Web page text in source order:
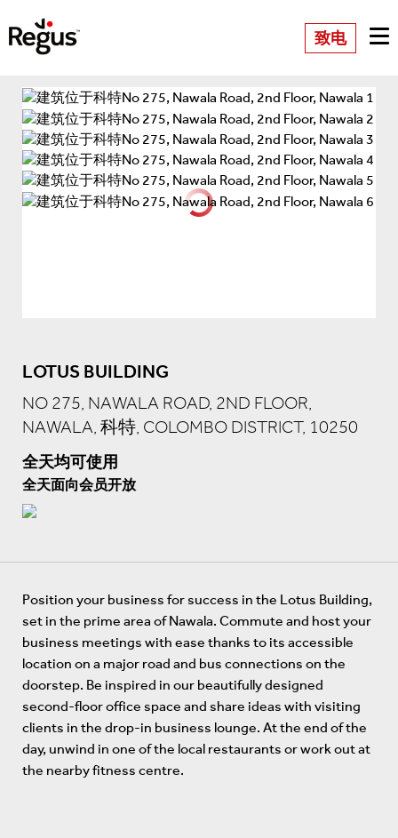
致电
LOTUS BUILDING
NO 275, NAWALA ROAD, 2ND FLOOR,
NAWALA, 科特, COLOMBO DISTRICT, 10250
全天均可使用
全天面向会员开放
Position your business for success in the Lotus Building,
set in the prime area of Nawala. Commute and host your
business meetings with ease thanks to its accessible
location on a major road and bus connections on the
doorstep. Be inspired in our beautifully designed
second-floor office space and share ideas with visiting
clients in the drop-in business lounge. At the end of the
day, unwind in one of the local restaurants or work out at
the nearby fitness centre.